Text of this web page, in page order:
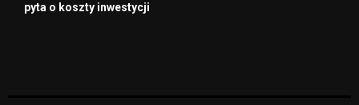
pyta o koszty inwestycji